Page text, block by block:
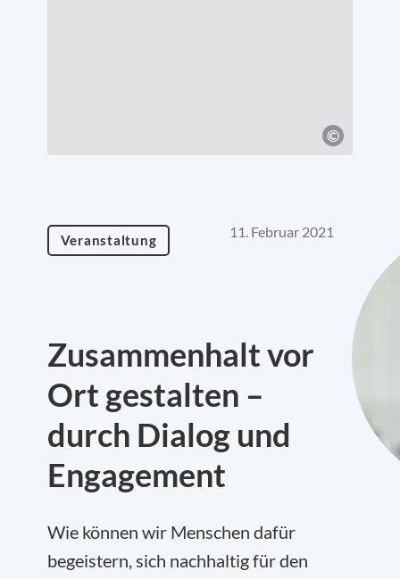
Veranstaltung 11. Februar 2021
Zusammenhalt vor
Ort gestalten –
durch Dialog und
Engagement
Wie können wir Menschen dafür
begeistern, sich nachhaltig für den